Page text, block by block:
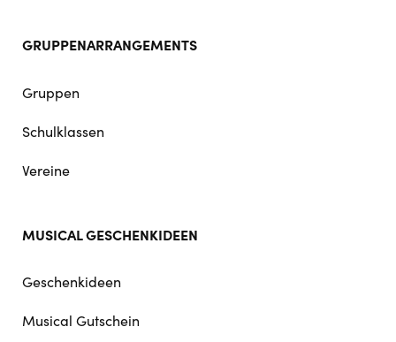
GRUPPENARRANGEMENTS
Gruppen
Schulklassen
Vereine
MUSICAL GESCHENKIDEEN
Geschenkideen
Musical Gutschein